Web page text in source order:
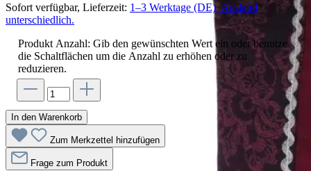
Sofort verfügbar, Lieferzeit: 1–3 Werktage (DE), Ausland
unterschiedlich.
Produkt Anzahl: Gib den gewünschten Wert ein oder benutze
die Schaltflächen um die Anzahl zu erhöhen oder zu
reduzieren.
In den Warenkorb
Zum Merkzettel hinzufügen
Frage zum Produkt